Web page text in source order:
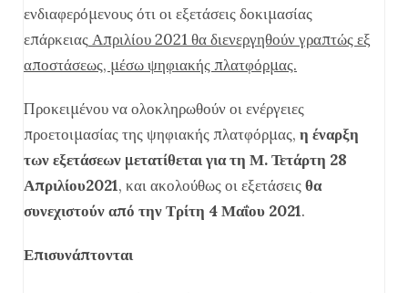
ενδιαφερόμενους ότι οι εξετάσεις δοκιμασίας
επάρκειαςΑπριλίου 2021 θα διενεργηθούν γραπτώς εξ
αποστάσεως, μέσω ψηφιακής πλατφόρμας.
Προκειμένου να ολοκληρωθούν οι ενέργειες
προετοιμασίας της ψηφιακής πλατφόρμας, η έναρξη
των εξετάσεων μετατίθεται για τη Μ. Τετάρτη 28
Απριλίου2021, και ακολούθως οι εξετάσειςθα
συνεχιστούν από την Τρίτη 4 Μαΐου 2021.
Επισυνάπτονται